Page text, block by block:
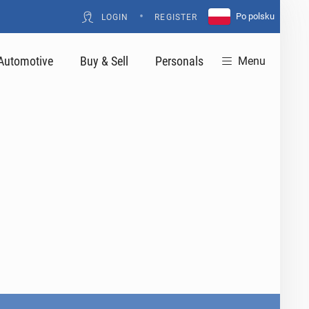
LOGIN • REGISTER Po polsku
Buy & Sell Personals Menu